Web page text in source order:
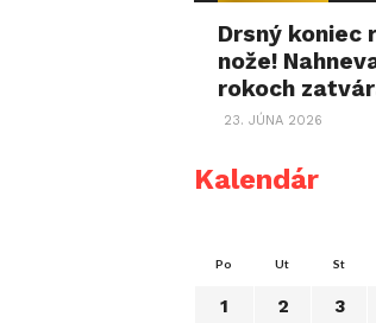
Drsný koniec
nože!
rokoch
23. JÚNA 2026
Kalendár
Po Ut St
1 2 3